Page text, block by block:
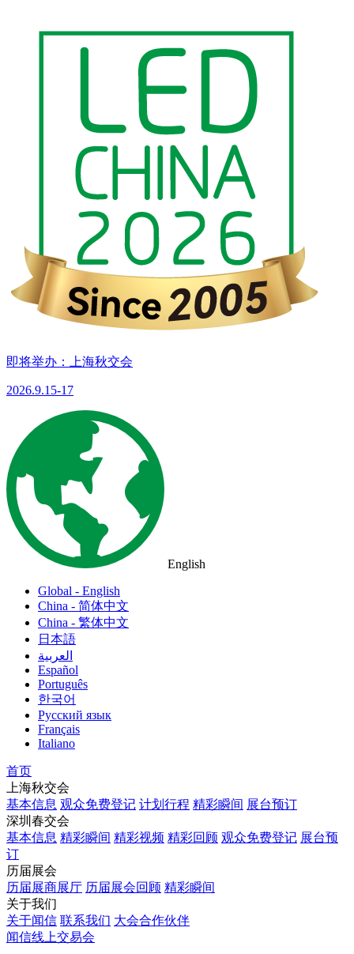
即将举办：上海秋交会
2026.9.15-17
English
Global - English
China - 简体中文
China - 繁体中文
日本語
العربية
Español
Português
한국어
Русский язык
Français
Italiano
首页
上海秋交会
基本信息 观众免费登记 计划行程 精彩瞬间 展台预订
深圳春交会
基本信息 精彩瞬间 精彩视频 精彩回顾 观众免费登记 展台预
订
历届展会
历届展商展厅 历届展会回顾 精彩瞬间
关于我们
关于闻信 联系我们 大会合作伙伴
闻信线上交易会